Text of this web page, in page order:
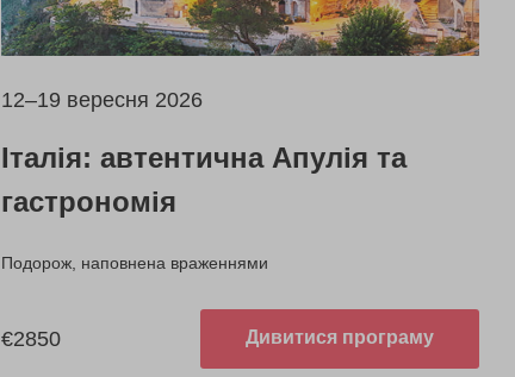
12–19 вересня 2026
Італія: автентична Апулія та
гастрономія
Подорож, наповнена враженнями
€2850 Дивитися програму